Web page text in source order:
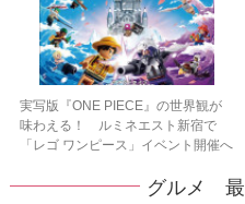
実写版『ONE PIECE』の世界観が
味わえる！ ルミネエスト新宿で
「レゴ ワンピース」イベント開催へ
グルメ 最